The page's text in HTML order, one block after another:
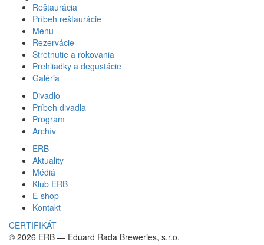
Reštaurácia
Príbeh reštaurácie
Menu
Rezervácie
Stretnutie a rokovania
Prehliadky a degustácie
Galéria
Divadlo
Príbeh divadla
Program
Archív
ERB
Aktuality
Médiá
Klub ERB
E-shop
Kontakt
CERTIFIKÁT
© 2026 ERB — Eduard Rada Breweries, s.r.o.